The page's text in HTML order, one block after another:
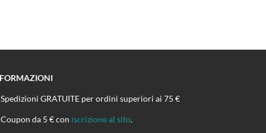
Spedizioni GRATUITE per ordini superiori ai 75 €
Coupon da 5 € con iscrizione al sito.